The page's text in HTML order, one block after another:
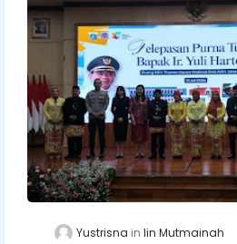
Yustrisna Iin Mutmainah